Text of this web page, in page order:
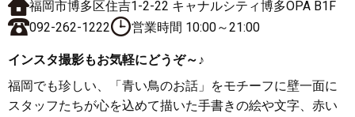
福岡市博多区住吉1-2-22 キャナルシティ博多OPA B1F
092-262-1222
営業時間 10:00～21:00
インスタ撮影もお気軽にどうぞ～♪
福岡でも珍しい、「青い鳥のお話」をモチーフに壁一面に
スタッフたちが心を込めて描いた手書きの絵や文字、赤い